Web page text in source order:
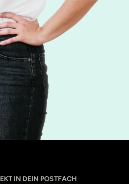
IN DEIN POSTFACH